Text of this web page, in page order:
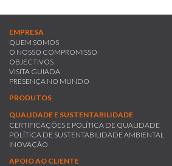
EMPRESA
QUEM SOMOS
O NOSSO COMPROMISSO
OBJECTIVOS
VISITA GUIADA
PRESENÇA NO MUNDO
PRODUTOS
QUALIDADE E SUSTENTABILIDADE
CERTIFICAÇÕES E POLÍTICA DE QUALIDADE
POLÍTICA DE SUSTENTABILIDADE AMBIENTAL
INOVAÇÃO
APOIO AO CLIENTE